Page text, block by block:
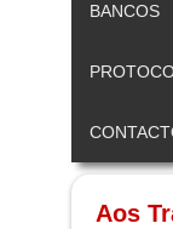
BANCOS
Aos